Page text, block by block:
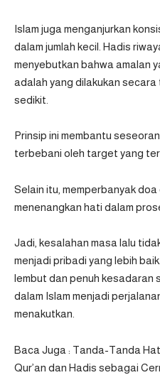
Islam juga menganjurkan
dalam jumlah kecil. Hadis
menyebutkan bahwa amalan
adalah yang dilakukan
sedikit.
Prinsip ini membantu
terbebani oleh target yang
Selain itu, memperbanyak
menenangkan hati dalam
Jadi, kesalahan masa lalu
menjadi pribadi yang lebih
lembut dan penuh kesadaran
dalam Islam menjadi
menakutkan.
Baca Juga : Tanda-Tanda
Qur’an dan Hadis sebagai